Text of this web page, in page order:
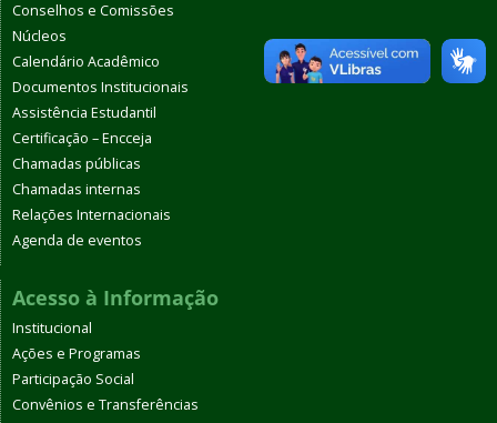
Conselhos e Comissões
Núcleos
Calendário Acadêmico
Documentos Institucionais
Assistência Estudantil
Certificação – Encceja
Chamadas públicas
Chamadas internas
Relações Internacionais
Agenda de eventos
Acesso à Informação
Institucional
Ações e Programas
Participação Social
Convênios e Transferências